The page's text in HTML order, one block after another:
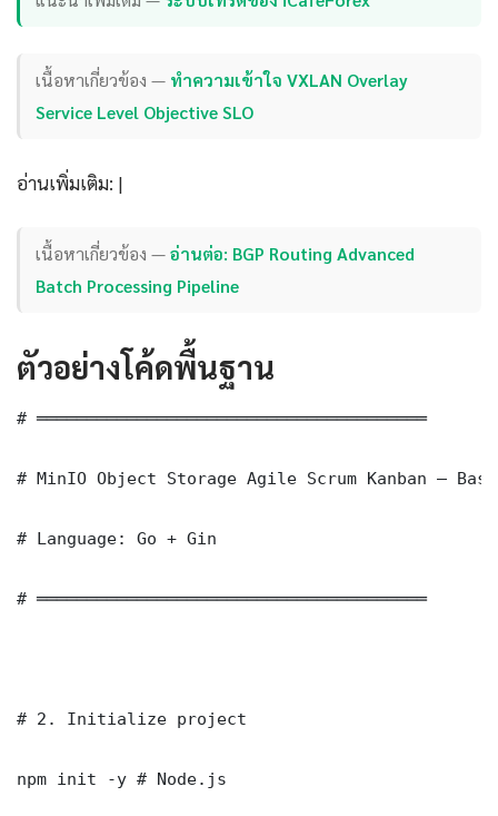
เนื้อหาเกี่ยวข้อง — ทำความเข้าใจ VXLAN Overlay
Service Level Objective SLO
อ่านเพิ่มเติม: |
เนื้อหาเกี่ยวข้อง —อ่านต่อ: BGP Routing Advanced
Batch Processing Pipeline
ตัวอย่างโค้ดพื้นฐาน
# ═══════════════════════════════════════
# MinIO Object Storage Agile Scrum Kanban —
# Language: Go + Gin
# ═══════════════════════════════════════
# 2. Initialize project
npm init -y # Node.js